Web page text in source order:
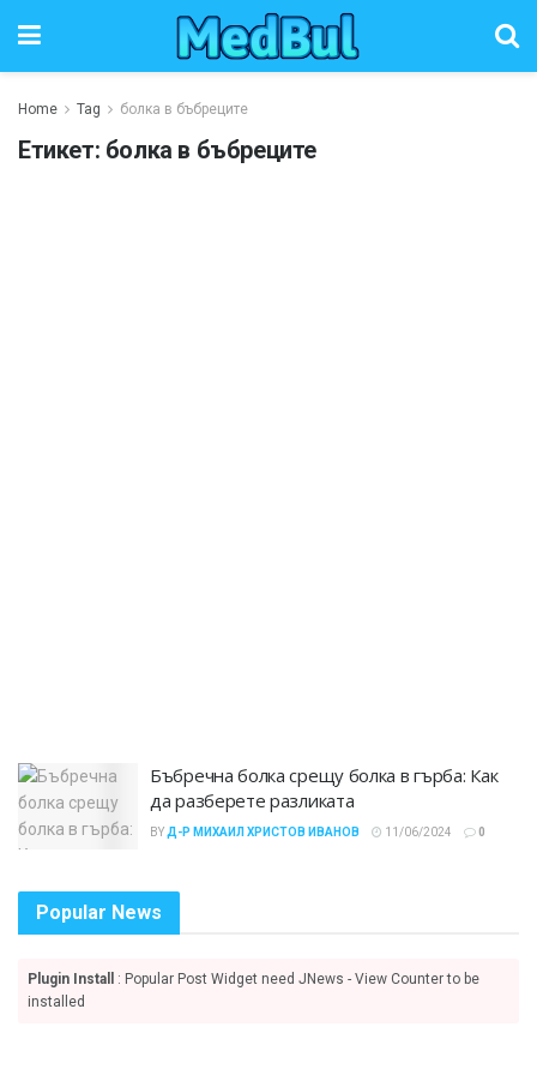
Home Tag болка в бъбреците
Етикет: болка в бъбреците
Бъбречна болка срещу болка в гърба: Как
да разберете разликата
BY Д-Р МИХАИЛ ХРИСТОВ ИВАНОВ 11/06/2024 0
Popular News
Plugin Install
: Popular Post Widget need JNews - View Counter to be
installed